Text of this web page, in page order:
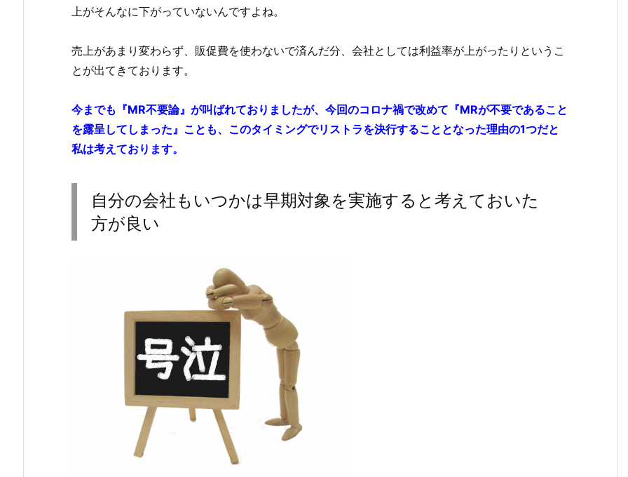
上がそんなに下がっていないんですよね。
売上があまり変わらず、販促費を使わないで済んだ分、会社としては利益率が上がったりというこ
とが出てきております。
今までも『MR不要論』が叫ばれておりましたが、今回のコロナ禍で改めて『MRが不要であること
を露呈してしまった』ことも、このタイミングでリストラを決行することとなった理由の1つだと
私は考えております。
自分の会社もいつかは早期対象を実施すると考えておいた
方が良い